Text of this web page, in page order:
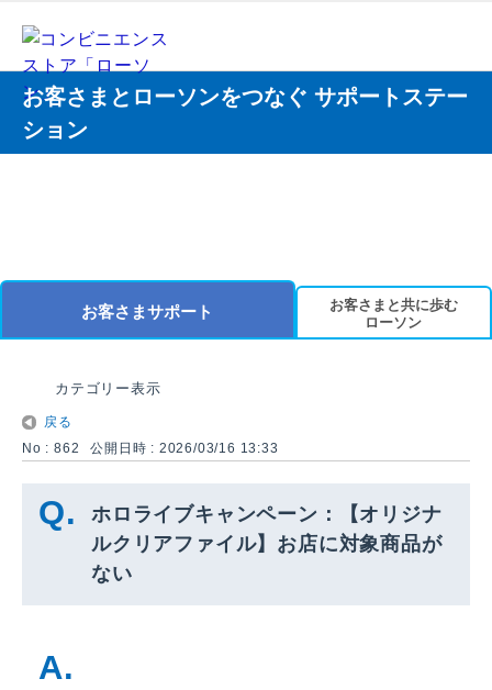
お客さまとローソンをつなぐ サポートステー
ション
お客さまサポート
お客さまと共に歩む
ローソン
カテゴリー表示
戻る
No : 862
公開日時 : 2026/03/16 13:33
ホロライブキャンペーン：【オリジナ
ルクリアファイル】お店に対象商品が
ない